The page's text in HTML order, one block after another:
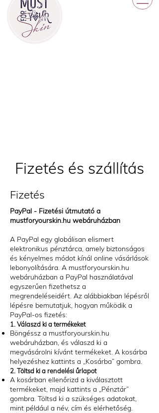
Fizetés és szállítás
Fizetés
PayPal - Fizetési útmutató a
mustforyourskin.hu webáruházban
A PayPal egy globálisan elismert
elektronikus pénztárca, amely biztonságos
és kényelmes módot kínál online vásárlások
lebonyolítására. A mustforyourskin.hu
webáruházban a PayPal használatával
egyszerűen fizethetsz a
megrendeléseidért. Az alábbiakban lépésről
lépésre bemutatjuk, hogyan működik a
PayPal-os fizetés:
1. Válaszd ki a termékeket
Böngéssz a mustforyourskin.hu
webáruházban, és válaszd ki a
megvásárolni kívánt termékeket. A kosárba
helyezéshez kattints a „Kosárba” gombra.
2. Töltsd ki a rendelési űrlapot
A kosárban ellenőrizd a kiválasztott
termékeket, majd kattints a „Pénztár”
gombra. Töltsd ki a szükséges adatokat,
mint például a név, cím és elérhetőség.